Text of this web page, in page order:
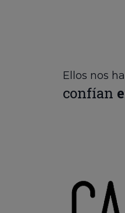
Ellos nos
confían